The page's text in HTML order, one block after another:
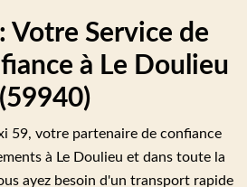
Votre Service de
à Le Doulieu
(59940)
59, votre partenaire de confiance
à Le Doulieu et dans toute la
ayez besoin d'un transport rapide